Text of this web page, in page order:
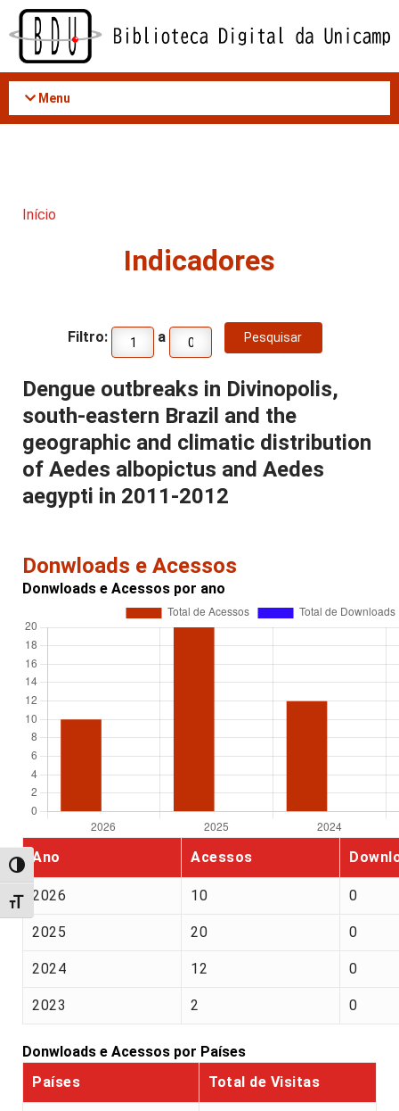
Acessar
conteúdo
Alternar alto contraste
Alternar tamanho da fonte
Menu
Início
Indicadores
Filtro: a
Dengue outbreaks in Divinopolis,
south-eastern Brazil and the
geographic and climatic distribution
of Aedes albopictus and Aedes
aegypti in 2011-2012
Donwloads e Acessos
Donwloads e Acessos por ano
Ano Acessos
2026 10 0
2025 20 0
2024 12 0
2023 2 0
Donwloads e Acessos por Países
Países
Total de Visitas